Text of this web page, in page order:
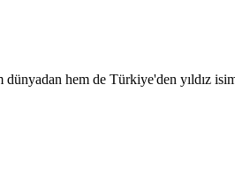
dünyadan hem de Türkiye'den yıldız